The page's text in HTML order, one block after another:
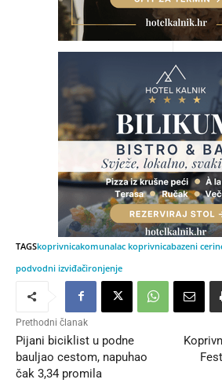
TAGSkoprivnicakomunalac koprivnicabazeni
podvodni izviđačironjenje
Prethodni članak
Pijani biciklist u podne
bauljao cestom, napuhao
čak 3,34 promila